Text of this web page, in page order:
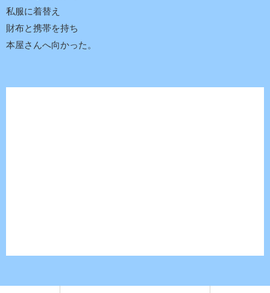
私服に着替え
財布と携帯を持ち
本屋さんへ向かった。